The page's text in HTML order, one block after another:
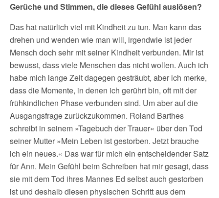
Gerüche und Stimmen, die dieses Gefühl auslösen?
Das hat natürlich viel mit Kindheit zu tun. Man kann das
drehen und wenden wie man will, irgendwie ist jeder
Mensch doch sehr mit seiner Kindheit verbunden. Mir ist
bewusst, dass viele Menschen das nicht wollen. Auch ich
habe mich lange Zeit dagegen gesträubt, aber ich merke,
dass die Momente, in denen ich gerührt bin, oft mit der
frühkindlichen Phase verbunden sind. Um aber auf die
Ausgangsfrage zurückzukommen. Roland Barthes
schreibt in seinem »Tagebuch der Trauer« über den Tod
seiner Mutter »Mein Leben ist gestorben. Jetzt brauche
ich ein neues.« Das war für mich ein entscheidender Satz
für Ann. Mein Gefühl beim Schreiben hat mir gesagt, dass
sie mit dem Tod ihres Mannes Ed selbst auch gestorben
ist und deshalb diesen physischen Schritt aus dem